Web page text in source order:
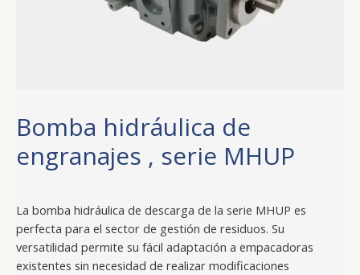
Bomba hidráulica de
engranajes , serie MHUP
La bomba hidráulica de descarga de la serie MHUP es
perfecta para el sector de gestión de residuos. Su
versatilidad permite su fácil adaptación a empacadoras
existentes sin necesidad de realizar modificaciones